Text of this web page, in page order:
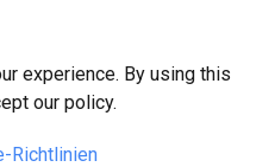
experience. By using this
our policy.
Richtlinien